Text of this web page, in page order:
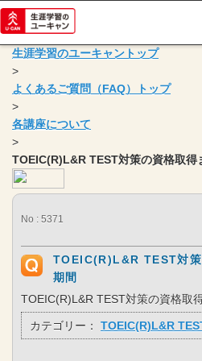
生涯学習のユーキャントップ
>
よくあるご質問（FAQ）トップ
>
各講座について
>
TOEIC(R)L&R TEST対策の資格取得
No : 5371
TOEIC(R)L&R TEST対策
期間
TOEIC(R)L&R TEST対策の資格取
カテゴリー： TOEIC(R)L&R